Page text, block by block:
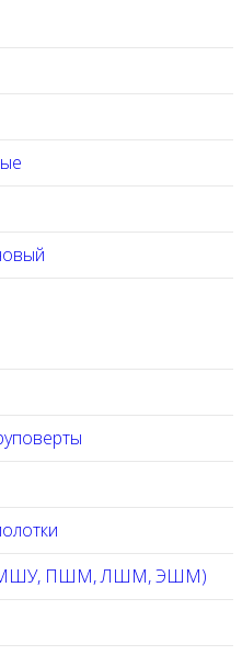
(МШУ, ПШМ, ЛШМ, ЭШМ)